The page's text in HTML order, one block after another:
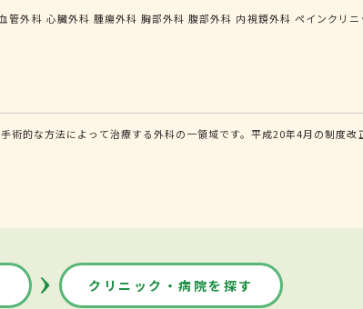
管外科 心臓外科 腫瘍外科 胸部外科 腹部外科 内視鏡外科 ペインクリニ
的な方法によって治療する外科の一領域です。平成20年4月の制度改
クリニック・病院を探す